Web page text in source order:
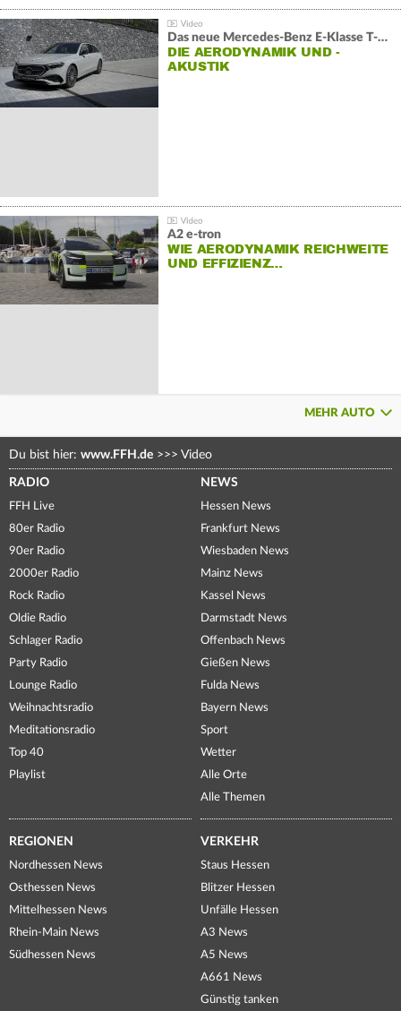
Das neue Mercedes-Benz E-Klasse T-Modell
DIE AERODYNAMIK UND -
AKUSTIK
A2 e-tron
WIE AERODYNAMIK REICHWEITE
UND EFFIZIENZ…
MEHR AUTO
Du bist hier: www.FFH.de >>> Video
RADIO
FFH Live
80er Radio
90er Radio
2000er Radio
Rock Radio
Oldie Radio
Schlager Radio
Party Radio
Lounge Radio
Weihnachtsradio
Meditationsradio
Top 40
Playlist
NEWS
Hessen News
Frankfurt News
Wiesbaden News
Mainz News
Kassel News
Darmstadt News
Offenbach News
Gießen News
Fulda News
Bayern News
Sport
Wetter
Alle Orte
Alle Themen
REGIONEN
Nordhessen News
Osthessen News
Mittelhessen News
Rhein-Main News
Südhessen News
VERKEHR
Staus Hessen
Blitzer Hessen
Unfälle Hessen
A3 News
A5 News
A661 News
Günstig tanken